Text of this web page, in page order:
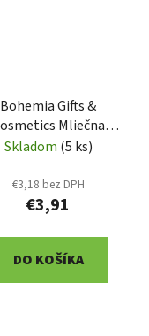
Bohemia Gifts &
Mliečna
100 g pre muža
(BC250237)
Skladom (5 ks)
€3,18 bez DPH
€3,91
DO KOŠÍKA